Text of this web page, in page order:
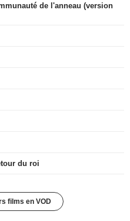
de l'anneau (version
du roi
films en VOD